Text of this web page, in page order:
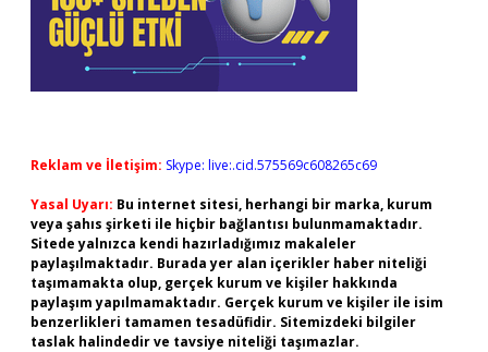
Reklam ve İletişim: Skype: live:.cid.575569c608265c69
Yasal Uyarı: Bu internet sitesi, herhangi bir marka, kurum
veya şahıs şirketi ile hiçbir bağlantısı bulunmamaktadır.
Sitede yalnızca kendi hazırladığımız makaleler
paylaşılmaktadır. Burada yer alan içerikler haber niteliği
taşımamakta olup, gerçek kurum ve kişiler hakkında
paylaşım yapılmamaktadır. Gerçek kurum ve kişiler ile isim
benzerlikleri tamamen tesadüfidir. Sitemizdeki bilgiler
taslak halindedir ve tavsiye niteliği taşımazlar.